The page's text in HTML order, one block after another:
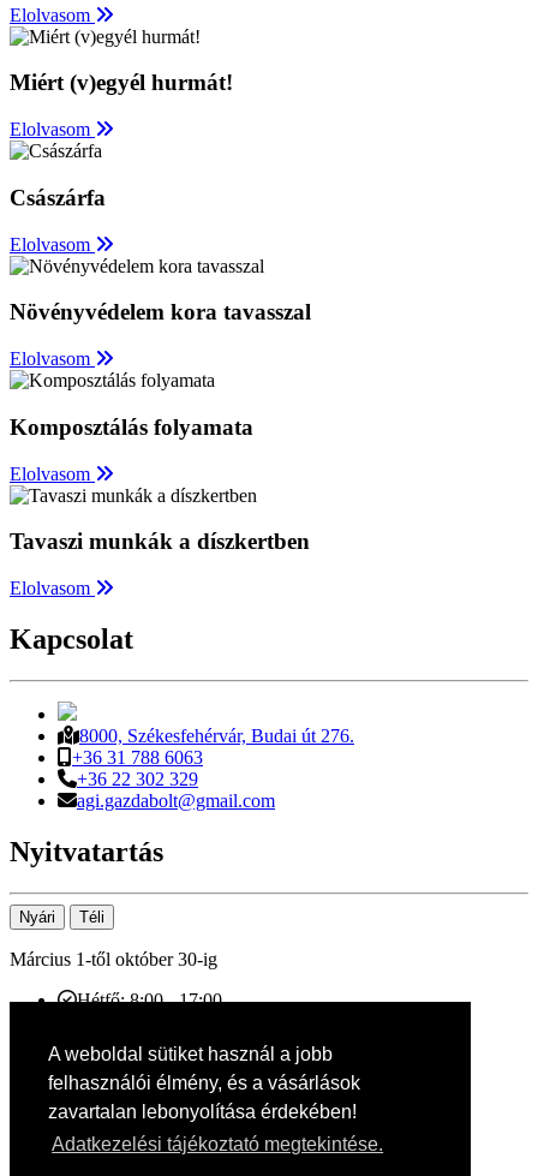
A weboldal sütiket használ a jobb
felhasználói élmény, és a vásárlások
zavartalan lebonyolítása érdekében!
Adatkezelési tájékoztató megtekintése.
Elolvasom
Miért (v)egyél hurmát!
Elolvasom
Császárfa
Elolvasom
Növényvédelem kora tavasszal
Elolvasom
Komposztálás folyamata
Elolvasom
Tavaszi munkák a díszkertben
Elolvasom
Kapcsolat
8000, Székesfehérvár, Budai út 276.
+36 31 788 6063
+36 22 302 329
agi.gazdabolt@gmail.com
Nyitvatartás
Nyári Téli
Március 1-től október 30-ig
Hétfő: 8:00 - 17:00
Szerda: 8:00 - 17:00
Csütörtök: 8:00 - 17:00
Péntek: 8:00 - 17:00
Szombat: 8:00 - 12:00